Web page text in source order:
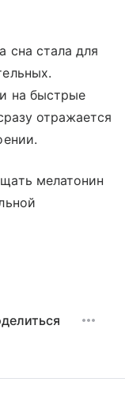
сна стала для
на быстрые
отражается
мелатонин